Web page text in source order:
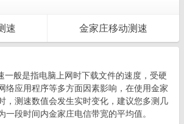
速 金家庄移动测速
一般是指电脑上网时下载文件的速度，受硬
络应用程序等多方面因素影响，在使用金家
，测速数值会发生实时变化，建议您多测几
一段时间内金家庄电信带宽的平均值。